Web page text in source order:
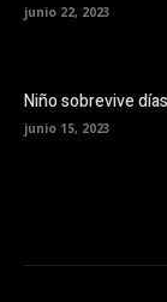
junio 22, 2023
Niño sobrevive
junio 15, 2023